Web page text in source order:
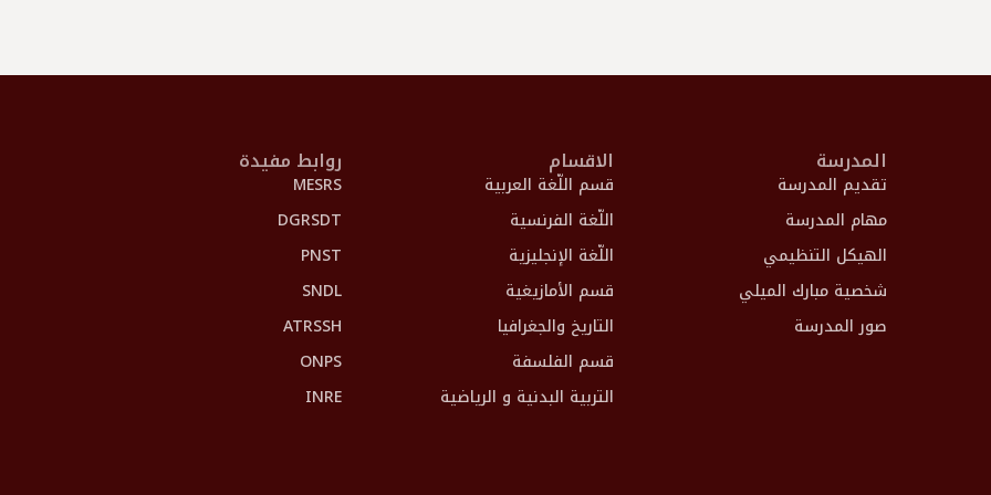
المدرسة
تقديم المدرسة
مهام المدرسة
الهيكل التنظيمي
شخصية مبارك الميلي
صور المدرسة
الاقسام
قسم اللّغة العربية
اللّغة الفرنسية
اللّغة الإنجليزية
قسم الأمازيغية
التاريخ والجغرافيا
قسم الفلسفة
التربية البدنية و الرياضية
روابط مفيدة
MESRS
DGRSDT
PNST
SNDL
ATRSSH
ONPS
INRE